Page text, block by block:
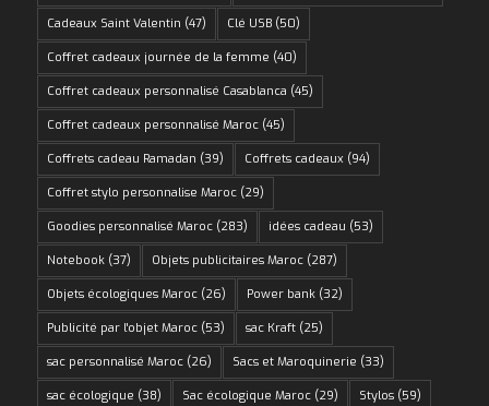
Cadeaux Saint Valentin (47) Clé USB(50)
Coffret cadeaux journée de la femme (40)
Coffret cadeaux personnalisé Casablanca (45)
Coffret cadeaux personnalisé Maroc(45)
Coffrets cadeau Ramadan (39) Coffrets cadeaux (94)
Coffret stylo personnalise Maroc(29)
Goodies personnalisé Maroc(283) idées cadeau (53)
Notebook(37) Objets publicitaires Maroc(287)
Objets écologiques Maroc(26) Power bank(32)
Publicité par l'objet Maroc(53) sac Kraft(25)
sac personnalisé Maroc(26) Sacs et Maroquinerie (33)
sac écologique (38) Sac écologique Maroc(29) Stylos(59)